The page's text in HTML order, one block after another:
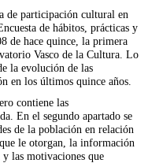
de participación cultural en
de hábitos, prácticas y
de hace quince, la primera
Vasco de la Cultura. Lo
la evolución de las
en los últimos quince años.
contiene las
En el segundo apartado se
de la población en relación
le otorgan, la información
las motivaciones que